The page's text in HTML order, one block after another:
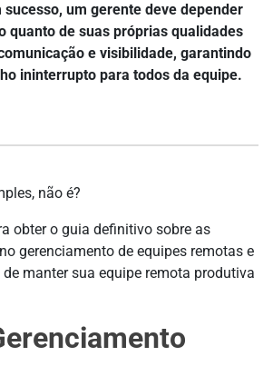
um gerente deve depender
quanto de suas próprias qualidades
e visibilidade, garantindo
ininterrupto para todos da equipe.
não é?
obter o guia definitivo sobre as
gerenciamento de equipes remotas e
manter sua equipe remota produtiva